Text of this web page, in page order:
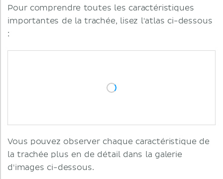
Pour comprendre toutes les caractéristiques
importantes de la trachée, lisez l'atlas ci-dessous
:
Vous pouvez observer chaque caractéristique de
la trachée plus en de détail dans la galerie
d'images ci-dessous.